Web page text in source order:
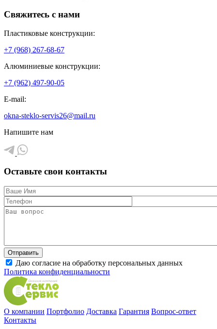
Свяжитесь с нами
Пластиковые конструкции:
+7 (968) 267-68-67
Алюминиевые конструкции:
+7 (962) 497-90-05
E-mail:
okna-steklo-servis26@mail.ru
Напишите нам
Оставьте свои контакты
Даю согласие на обработку персональных данных
Политика конфиденциальности
О компании Портфолио Доставка Гарантия Вопрос-ответ
Контакты